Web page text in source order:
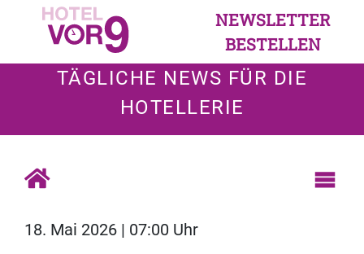
NEWSLETTER
BESTELLEN
TÄGLICHE NEWS FÜR DIE
HOTELLERIE
18. Mai 2026 | 07:00 Uhr